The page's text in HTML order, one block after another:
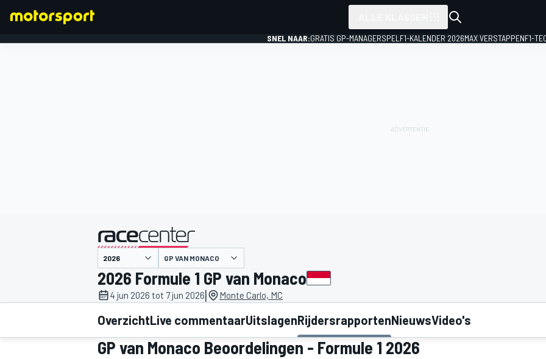
SNEL NAAR:GRATIS GP-MANAGERSPEL F1-KALENDER 2026MAX VERSTAPPENF1-
gepresenteerd door
GP VAN MONACO
2026 Formule 1 GP van Monaco
4 jun 2026 tot 7 jun 2026| Monte Carlo, MC
OverzichtLive commentaarUitslagenRijdersrapportenNieuwsVideo's
GP van Monaco Beoordelingen - Formule 1 2026